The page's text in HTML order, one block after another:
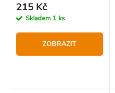
215 Kč
Skladem 1 ks
ZOBRAZIT